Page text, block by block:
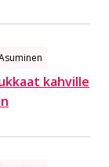
kahville